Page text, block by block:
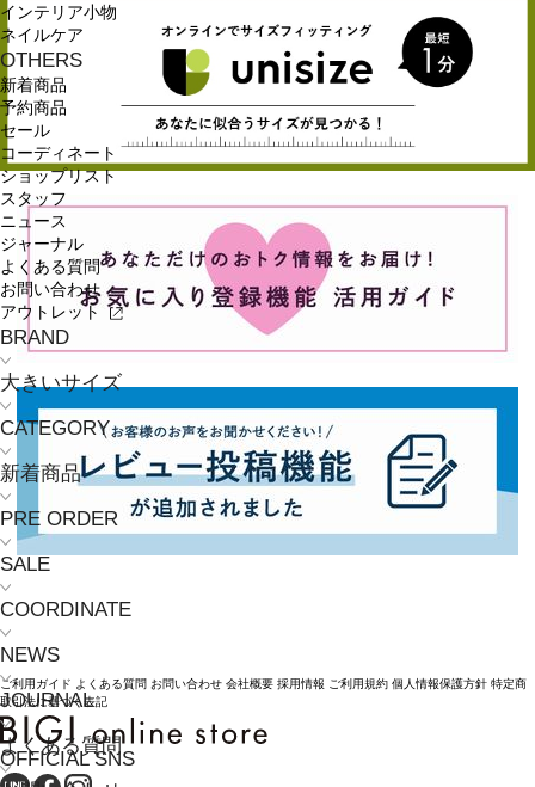
インテリア小物
ネイルケア
OTHERS
新着商品
予約商品
セール
コーディネート
ショップリスト
スタッフ
ニュース
ジャーナル
よくある質問
お問い合わせ
アウトレット
BRAND
大きいサイズ
CATEGORY
新着商品
PRE ORDER
SALE
COORDINATE
NEWS
JOURNAL
よくある質問
ご利用ガイド よくある質問 お問い合わせ 会社概要 採用情報 ご利用規約 個人情報保護方針 特定商
取引法に基づく表記
OFFICIAL SNS